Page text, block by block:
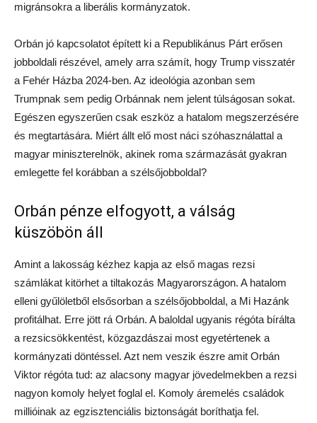
migránsokra a liberális kormányzatok.
Orbán jó kapcsolatot épített ki a Republikánus Párt erősen
jobboldali részével, amely arra számít, hogy Trump visszatér
a Fehér Házba 2024-ben. Az ideológia azonban sem
Trumpnak sem pedig Orbánnak nem jelent túlságosan sokat.
Egészen egyszerűen csak eszköz a hatalom megszerzésére
és megtartására. Miért állt elő most náci szóhasználattal a
magyar miniszterelnök, akinek roma származását gyakran
emlegette fel korábban a szélsőjobboldal?
Orbán pénze elfogyott, a válság
küszöbön áll
Amint a lakosság kézhez kapja az első magas rezsi
számlákat kitörhet a tiltakozás Magyarországon. A hatalom
elleni gyűlöletből elsősorban a szélsőjobboldal, a Mi Hazánk
profitálhat. Erre jött rá Orbán. A baloldal ugyanis régóta bírálta
a rezsicsökkentést, közgazdászai most egyetértenek a
kormányzati döntéssel. Azt nem veszik észre amit Orbán
Viktor régóta tud: az alacsony magyar jövedelmekben a rezsi
nagyon komoly helyet foglal el. Komoly áremelés családok
millióinak az egzisztenciális biztonságát boríthatja fel.